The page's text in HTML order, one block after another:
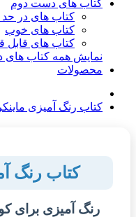
کتاب های دست دوم
کتاب های در حد
کتاب های خوب
کتاب های قابل
نمایش همه کتاب
محصولات
کتاب رنگ آمیزی
کتاب رنگ
رنگ آمیزی برای